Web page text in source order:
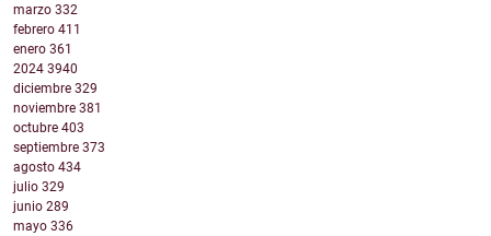
marzo 332
febrero 411
enero 361
2024 3940
diciembre 329
noviembre 381
octubre 403
septiembre 373
agosto 434
julio 329
junio 289
mayo 336